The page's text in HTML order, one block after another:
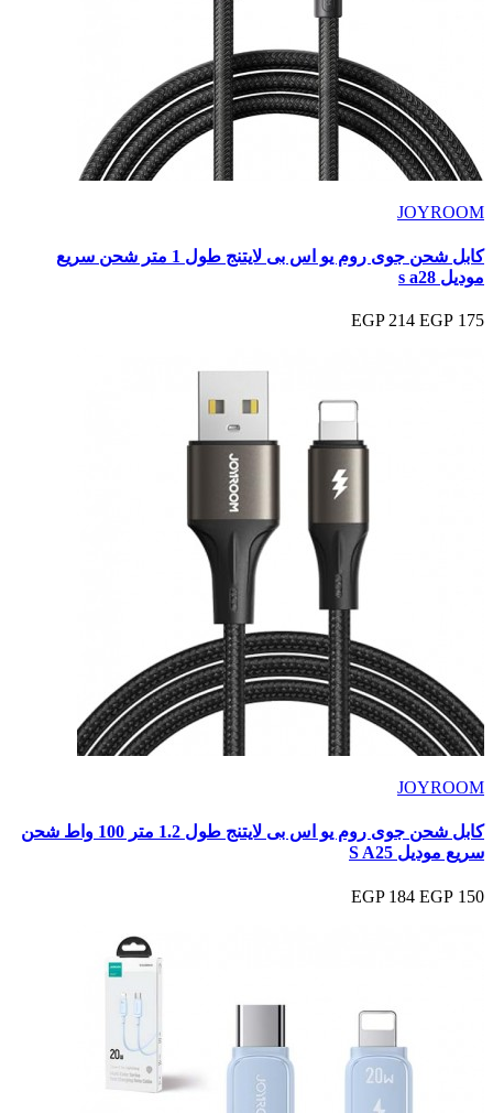
JOYROOM
كابل شحن جوى روم يو اس بى لايتنج طول 1 متر شحن سريع
موديل s a28
175 EGP
214 EGP
JOYROOM
كابل شحن جوى روم يو اس بى لايتنج طول 1.2 متر 100 واط شحن
سريع موديل S A25
150 EGP
184 EGP